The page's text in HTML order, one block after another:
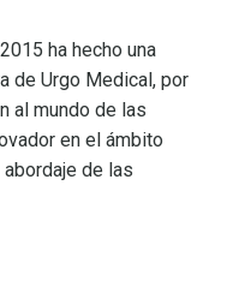
ha hecho una
de Urgo Medical, por
al mundo de las
en el ámbito
de las